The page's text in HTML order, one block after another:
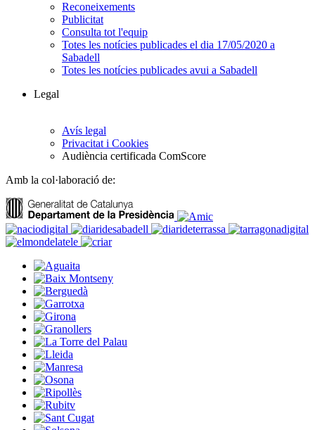
Reconeixements
Publicitat
Consulta tot l'equip
Totes les notícies publicades el dia 17/05/2020 a
Sabadell
Totes les notícies publicades avui a Sabadell
Legal
Avís legal
Privacitat i Cookies
Audiència certificada ComScore
Amb la col·laboració de: